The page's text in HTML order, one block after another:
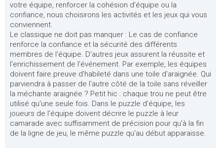
votre équipe, renforcer la cohésion d'équipe ou la
confiance, nous choisirons les activités et les jeux qui vous
conviennent.
Le classique ne doit pas manquer : Le cas de confiance
renforce la confiance et la sécurité des différents
membres de l'équipe. D'autres jeux assurent la réussite et
l'enrichissement de l'événement. Par exemple, les équipes
doivent faire preuve d'habileté dans une toile d'araignée. Qui
parviendra à passer de l'autre côté de la toile sans réveiller
la méchante araignée ? Petit hic : chaque trou ne peut être
utilisé qu'une seule fois. Dans le puzzle d'équipe, les
joueurs de l'équipe doivent décrire le puzzle à leur
camarade avec suffisamment de précision pour qu'à la fin
de la ligne de jeu, le même puzzle qu'au début apparaisse.